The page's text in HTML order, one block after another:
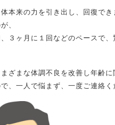
本来の力を引き出し、回復でき
、
３ヶ月に１回などのペースで、
ざまな体調不良を改善し年齢に
、一人で悩まず、一度ご連絡く